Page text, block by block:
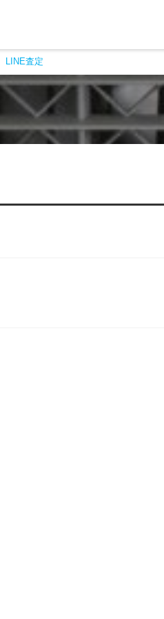
LINE査定